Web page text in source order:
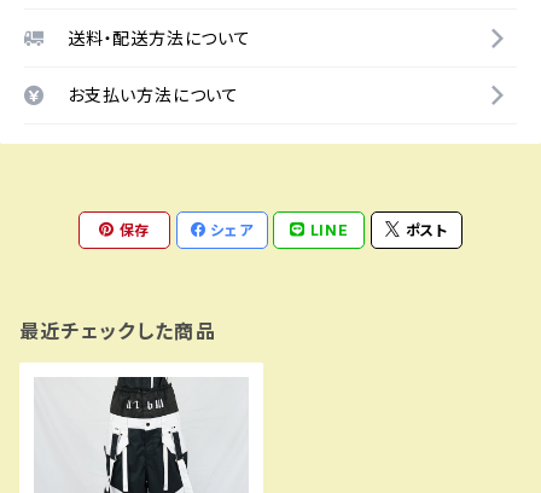
送料・配送方法について
お支払い方法について
保存 シェア LINE ポスト
最近チェックした商品